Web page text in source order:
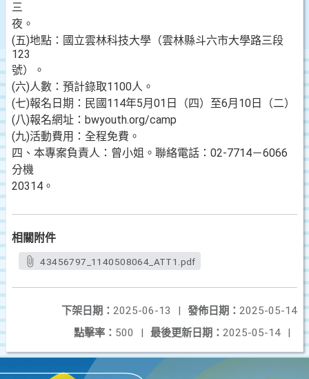
三
夜。
(五)地點：國立雲林科技大學（雲林縣斗六市大學路三段
123
號）。
(六)人數：預計錄取1100人。
(七)報名日期：民國114年5月01日（四）至6月10日（二）
(八)報名網址：bwyouth.org/camp
(九)活動費用：全程免費。
四、本專案負責人：曾小姐。聯絡電話：02-7714－6066
分機
20314。
相關附件
43456797_1140508064_ATT1.pdf
發佈日期： 2025-05-14
下架日期： 2025-06-13
|
最後更新日期： 2025-05-14 |
點擊率： 500 |